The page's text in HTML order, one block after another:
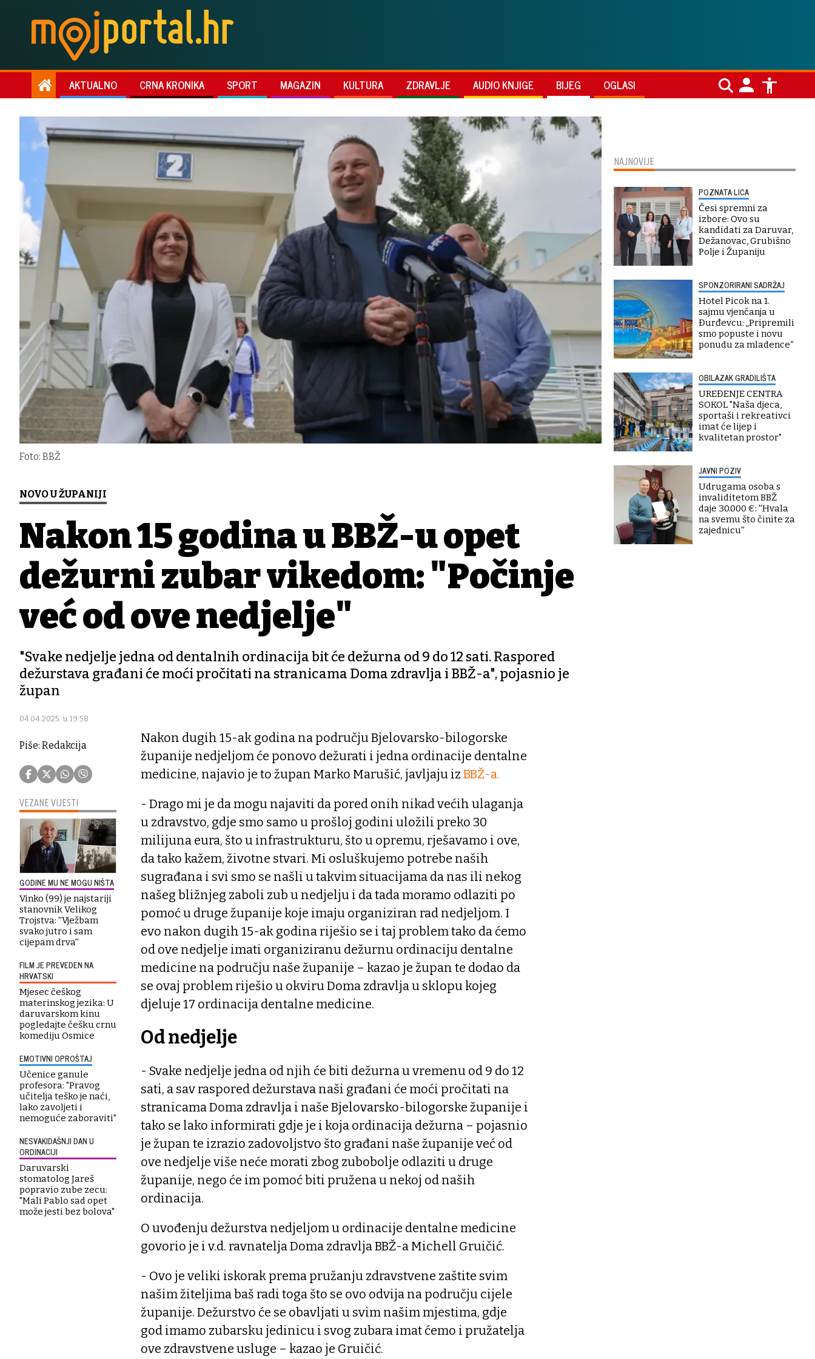
AKTUALNO CRNA KRONIKA SPORT MAGAZIN KULTURA ZDRAVLJE AUDIO KNJIGE BIJEG OGLASI
Foto: BBŽ
NOVO U ŽUPANIJI
Nakon 15 godina u BBŽ-u opet
dežurni zubar vikedom: "Počinje
već od ove nedjelje"
"Svake nedjelje jedna od dentalnih ordinacija bit će dežurna od 9 do 12 sati. Raspored
dežurstava građani će moći pročitati na stranicama Doma zdravlja i BBŽ-a", pojasnio je
župan
04.04.2025. u 19:58
Piše: Redakcija
VEZANE VIJESTI
GODINE MU NE MOGU NIŠTA
Vinko (99) je najstariji
stanovnik Velikog
Trojstva: ''Vježbam
svako jutro i sam
cijepam drva''
FILM JE PREVEDEN NA
HRVATSKI
Mjesec češkog
materinskog jezika: U
daruvarskom kinu
pogledajte češku crnu
komediju Osmice
EMOTIVNI OPROŠTAJ
Učenice ganule
profesora: "Pravog
učitelja teško je naći,
lako zavoljeti i
nemoguće zaboraviti"
NESVAKIDAŠNJI DAN U
ORDINACIJI
Daruvarski
stomatolog Jareš
popravio zube zecu:
"Mali Pablo sad opet
može jesti bez bolova"
Nakon dugih 15-ak godina na području Bjelovarsko-bilogorske
županije nedjeljom će ponovo dežurati i jedna ordinacije dentalne
medicine, najavio je to župan Marko Marušić, javljaju iz BBŽ-a.
- Drago mi je da mogu najaviti da pored onih nikad većih ulaganja
u zdravstvo, gdje smo samo u prošloj godini uložili preko 30
milijuna eura, što u infrastrukturu, što u opremu, rješavamo i ove,
da tako kažem, životne stvari. Mi osluškujemo potrebe naših
sugrađana i svi smo se našli u takvim situacijama da nas ili nekog
našeg bližnjeg zaboli zub u nedjelju i da tada moramo odlaziti po
pomoć u druge županije koje imaju organiziran rad nedjeljom. I
evo nakon dugih 15-ak godina riješio se i taj problem tako da ćemo
od ove nedjelje imati organiziranu dežurnu ordinaciju dentalne
medicine na području naše županije – kazao je župan te dodao da
se ovaj problem riješio u okviru Doma zdravlja u sklopu kojeg
djeluje 17 ordinacija dentalne medicine.
Od nedjelje
- Svake nedjelje jedna od njih će biti dežurna u vremenu od 9 do 12
sati, a sav raspored dežurstava naši građani će moći pročitati na
stranicama Doma zdravlja i naše Bjelovarsko-bilogorske županije i
tako se lako informirati gdje je i koja ordinacija dežurna – pojasnio
je župan te izrazio zadovoljstvo što građani naše županije već od
ove nedjelje više neće morati zbog zubobolje odlaziti u druge
županije, nego će im pomoć biti pružena u nekoj od naših
ordinacija.
O uvođenju dežurstva nedjeljom u ordinacije dentalne medicine
govorio je i v.d. ravnatelja Doma zdravlja BBŽ-a Michell Gruičić.
- Ovo je veliki iskorak prema pružanju zdravstvene zaštite svim
našim žiteljima baš radi toga što se ovo odvija na području cijele
županije. Dežurstvo će se obavljati u svim našim mjestima, gdje
god imamo zubarsku jedinicu i svog zubara imat ćemo i pružatelja
ove zdravstvene usluge – kazao je Gruičić.
NAJNOVIJE
POZNATA LICA
Česi spremni za
izbore: Ovo su
kandidati za Daruvar,
Dežanovac, Grubišno
Polje i Županiju
SPONZORIRANI SADRŽAJ
Hotel Picok na 1.
sajmu vjenčanja u
Đurđevcu: „Pripremili
smo popuste i novu
ponudu za mladence“
OBILAZAK GRADILIŠTA
UREĐENJE CENTRA
SOKOL "Naša djeca,
sportaši i rekreativci
imat će lijep i
kvalitetan prostor"
JAVNI POZIV
Udrugama osoba s
invaliditetom BBŽ
daje 30.000 €: ''Hvala
na svemu što činite za
zajednicu''